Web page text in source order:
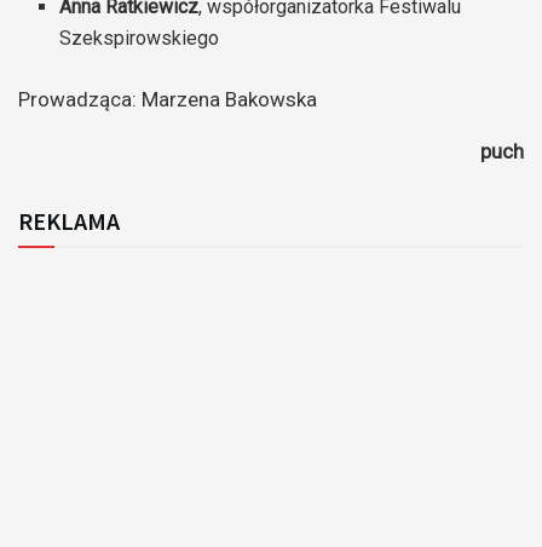
Anna Ratkiewicz, współorganizatorka Festiwalu
Szekspirowskiego
Prowadząca: Marzena Bakowska
puch
REKLAMA